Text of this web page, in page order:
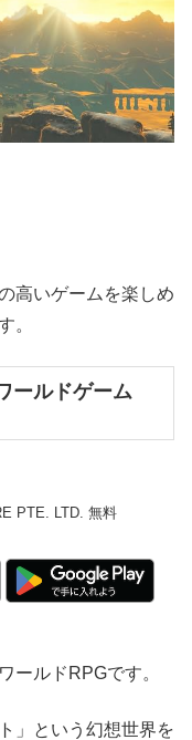
高いゲームを楽しめ
。
ールドゲーム
PTE. LTD. 無料
ールドRPGです。
」という幻想世界を